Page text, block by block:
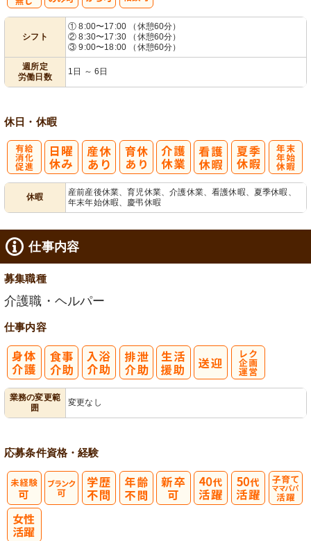
シフト
① 8:00〜17:00 （休憩60分）
② 8:30〜17:30 （休憩60分）
③ 9:00〜18:00 （休憩60分）
週所定
労働日数
1日 ～ 6日
休日・休暇
休暇
産前産後休業、育児休業、介護休業、看護休暇、夏季休暇、
年末年始休暇、慶弔休暇
仕事内容
募集職種
介護職・ヘルパー
仕事内容
業務の変更範
囲
変更なし
応募条件資格・経験